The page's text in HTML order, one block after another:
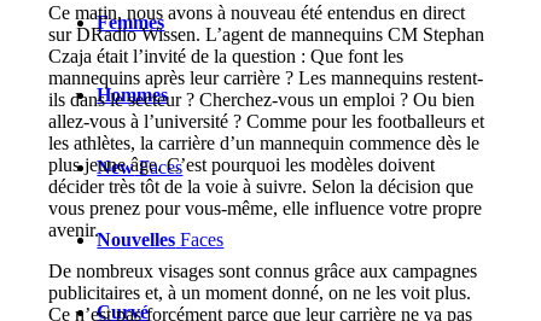
Femmes
Hommes
NewFaces
Nouvelles Faces
Curvé
Ce matin, nous avons à nouveau été entendus en direct
sur DRadio Wissen. L’agent de mannequins CM Stephan
Czaja était l’invité de la question : Que font les
mannequins après leur carrière ? Les mannequins restent-
ils dans le secteur ? Cherchez-vous un emploi ? Ou bien
allez-vous à l’université ? Comme pour les footballeurs et
les athlètes, la carrière d’un mannequin commence dès le
plus jeune âge.C’est pourquoi les modèles doivent
décider très tôt de la voie à suivre. Selon la décision que
vous prenez pour vous-même, elle influence votre propre
avenir.
De nombreux visages sont connus grâce aux campagnes
publicitaires et, à un moment donné, on ne les voit plus.
Ce n’est pas forcément parce que leur carrière ne va pas